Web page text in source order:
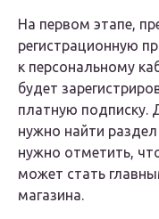
На первом этапе,
регистрационную
к персональному
будет
платную подписку.
нужно найти
нужно отметить,
может стать
магазина.